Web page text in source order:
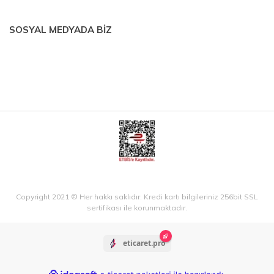
SOSYAL MEDYADA BİZ
Copyright 2021 © Her hakkı saklıdır. Kredi kartı bilgileriniz 256bit SSL
sertifikası ile korunmaktadır.
eticaret.pro